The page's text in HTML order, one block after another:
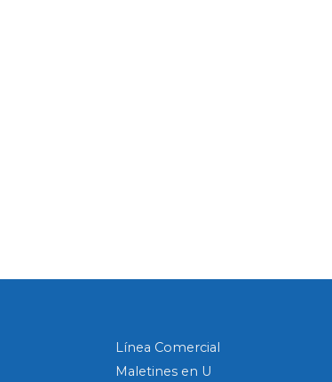
Línea Comercial
Maletines en U